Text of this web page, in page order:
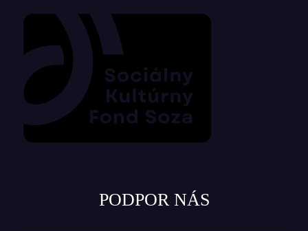
PODPOR NÁS